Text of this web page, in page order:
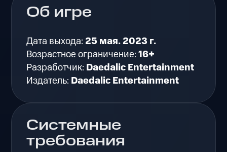
Об игре
Дата выхода: 25 мая. 2023 г.
Возрастное ограничение:16+
Разработчик: Daedalic Entertainment
Издатель: Daedalic Entertainment
Системные
требования